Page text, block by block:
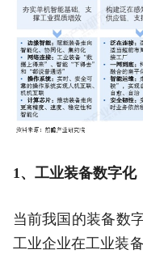
1、工业装备数字化
当前我国的装备数
工业企业在工业装